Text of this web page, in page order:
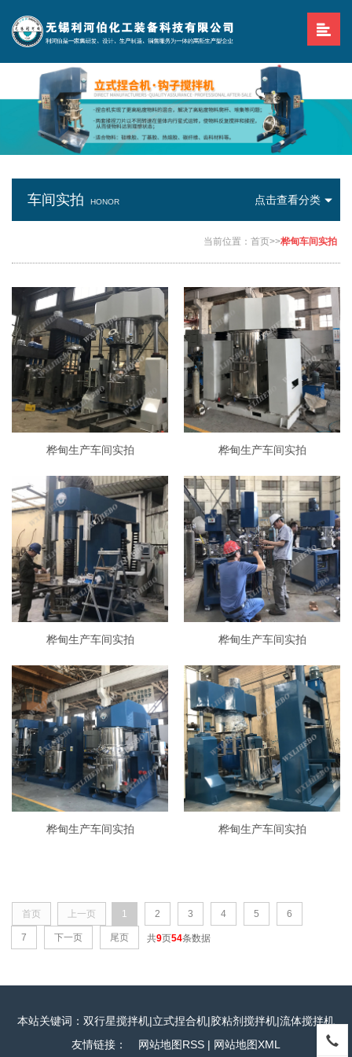
点击查看分类
车间实拍 HONOR
当前位置： 首页>>桦甸车间实拍
桦甸生产车间实拍 桦甸生产车间实拍
桦甸生产车间实拍 桦甸生产车间实拍
桦甸生产车间实拍 桦甸生产车间实拍
首页 上一页 1 2 3 4 5 6
7 下一页 尾页 共9页54条数据
本站关键词：双行星搅拌机|立式捏合机|胶粘剂搅拌机|流体搅拌机
友情链接：
网站地图RSS | 网站地图XML